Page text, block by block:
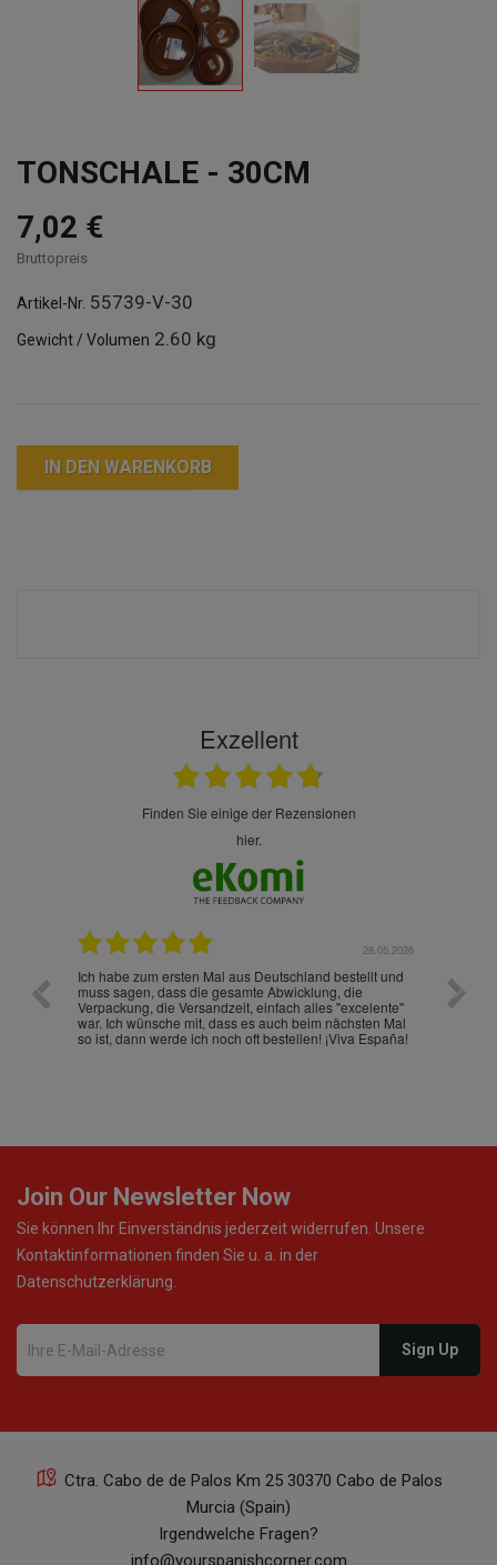
TONSCHALE - 30CM
7,02 €
Bruttopreis
Artikel-Nr. 55739-V-30
Gewicht / Volumen 2.60 kg
IN DEN WARENKORB
Exzellent
finden Sie einige der Rezensionen
hier.
28.05.2026
Ich habe zum ersten Mal aus Deutschland bestellt und
muss sagen, dass die gesamte Abwicklung, die
Verpackung, die Versandzeit, einfach alles "excelente"
war. Ich wünsche mit, dass es auch beim nächsten Mal
so ist, dann werde ich noch oft bestellen! ¡Viva España!
Die
gut
ist
Join Our Newsletter Now
Sie können Ihr Einverständnis jederzeit widerrufen. Unsere
Kontaktinformationen finden Sie u. a. in der
Datenschutzerklärung.
Ctra. Cabo de de Palos Km 25 30370 Cabo de Palos
Murcia (Spain)
Irgendwelche Fragen?
info@yourspanishcorner.com